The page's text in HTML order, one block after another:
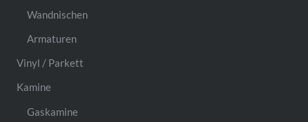
Wandnischen
Armaturen
Vinyl / Parkett
Kamine
Gaskamine